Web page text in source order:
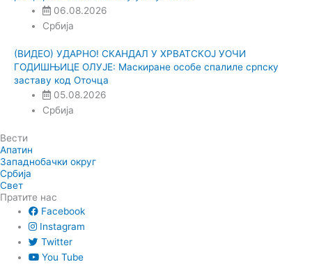
06.08.2026
Србија
(ВИДЕО) УДАРНО! СКАНДАЛ У ХРВАТСКОЈ УОЧИ
ГОДИШЊИЦЕ ОЛУЈЕ: Маскиране особе спалиле српску
заставу код Оточца
05.08.2026
Србија
Вести
Апатин
Западнобачки округ
Србија
Свет
Пратите нас
Facebook
Instagram
Twitter
You Tube